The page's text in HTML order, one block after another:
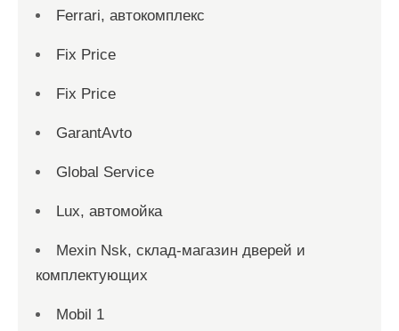
Ferrari, автокомплекс
Fix Price
Fix Price
GarantAvto
Global Service
Lux, автомойка
Mexin Nsk, склад-магазин дверей и
комплектующих
Mobil 1